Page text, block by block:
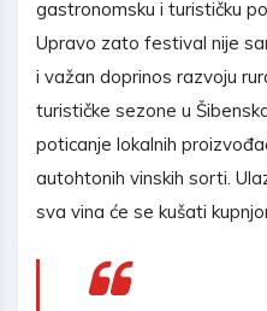
gastronomsku i turističku
Upravo zato festival nije
i važan doprinos razvoju
turističke sezone u
poticanje lokalnih
autohtonih vinskih sorti.
sva vina će se kušati